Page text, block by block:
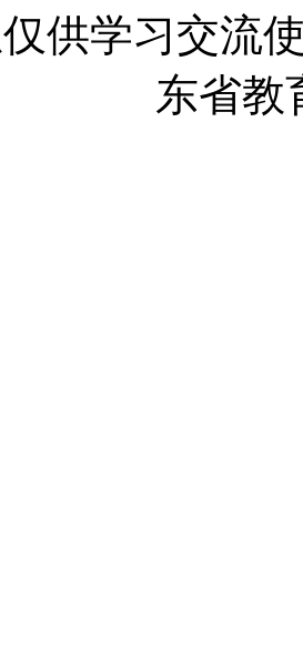
供学习交流
东省教